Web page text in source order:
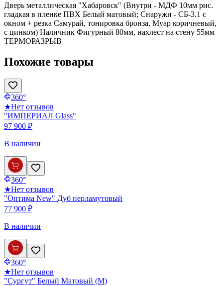
Дверь металлическая "Хабаровск" (Внутри - МДФ 10мм рис.
гладкая в пленке ПВХ Белый матовый; Снаружи - СБ-3.1 с
окном + резка Самурай, тонировка бронза, Муар коричневый,
с цинком) Наличник Фигурный 80мм, нахлест на стену 55мм
ТЕРМОРАЗРЫВ
Похожие товары
360°
★Нет отзывов
"ИМПЕРИАЛ Glass"
97 900 ₽
В наличии
360°
★Нет отзывов
"Оптима New" Дуб перламутовый
77 900 ₽
В наличии
360°
★Нет отзывов
"Сургут" Белый Матовый (М)